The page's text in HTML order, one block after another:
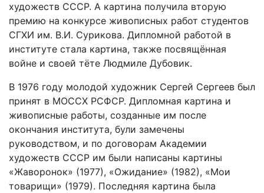
художеств СССР. А картина получила вторую
премию на конкурсе живописных работ студентов
СГХИ им. В.И. Сурикова. Дипломной работой в
институте стала картина, также посвящённая
войне и своей тёте Людмиле Дубовик.
В 1976 году молодой художник Сергей Сергеев был
принят в МОССХ РСФСР. Дипломная картина и
живописные работы, созданные им после
окончания института, були замечены
руководством, и по договорам Академии
художеств СССР им были написаны картины
«Жаворонок» (1977), «Ожидание» (1982), «Мои
товарищи» (1979). Последняя картина была